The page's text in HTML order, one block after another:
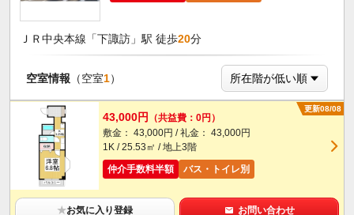
ＪＲ中央本線「下諏訪」駅 徒歩20分
空室情報 （空室1）
更新08/08
43,000円
（共益費：0円）
敷金： 43,000円 / 礼金： 43,000円
1K / 25.53㎡ / 地上3階
仲介手数料半額
バス・トイレ別
★お気に入り登録 お問い合わせ